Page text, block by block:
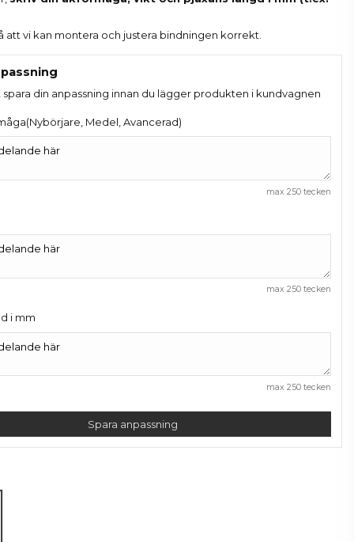
att vi kan montera och justera bindningen korrekt.
din anpassning innan du lägger produkten i kundvagnen
Medel, Avancerad)
max 250 tecken
max 250 tecken
i mm
max 250 tecken
Spara anpassning